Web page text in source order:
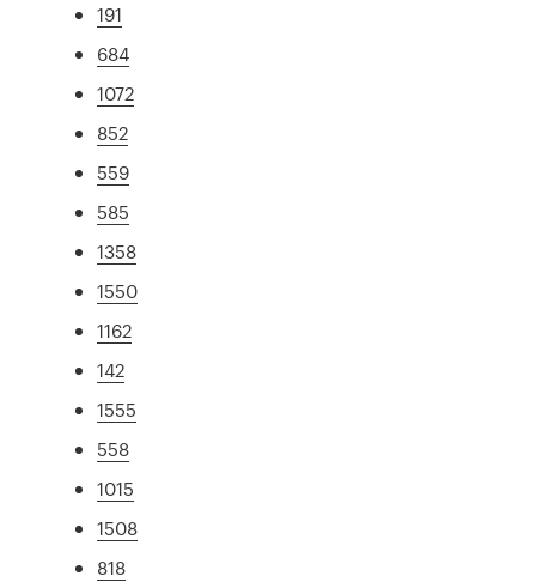
191
684
1072
852
559
585
1358
1550
1162
142
1555
558
1015
1508
818